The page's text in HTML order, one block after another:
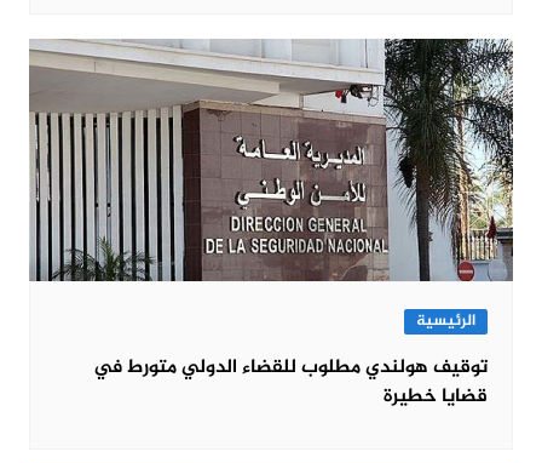
الرئيسية
توقيف هولندي مطلوب للقضاء الدولي متورط في
قضايا خطيرة